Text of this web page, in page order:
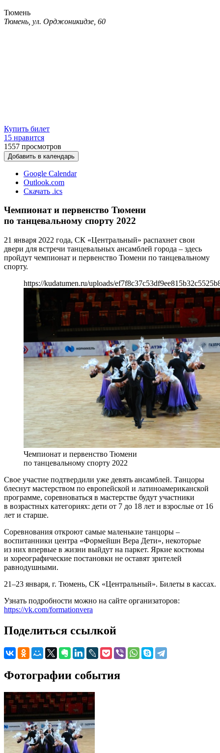
Тюмень
Тюмень, ул. Орджоникидзе, 60
Купить билет
15 нравится
1557 просмотров
Добавить в календарь
Google Calendar
Outlook.com
Скачать .ics
Чемпионат и первенство Тюмени
по танцевальному спорту 2022
21 января 2022 года, СК «Центральный» распахнет свои
двери для встречи танцевальных ансамблей города – здесь
пройдут чемпионат и первенство Тюмени по танцевальному
спорту.
https://kudatumen.ru/uploads/
Чемпионат и первенство Тюмени
по танцевальному спорту 2022
Свое участие подтвердили уже девять ансамблей. Танцоры
блеснут мастерством по европейской и латиноамериканской
программе, соревноваться в мастерстве будут участники
в возрастных категориях: дети от 7 до 18 лет и взрослые от 16
лет и старше.
Соревнования откроют самые маленькие танцоры –
воспитанники центра «Формейшн Вера Дети», некоторые
из них впервые в жизни выйдут на паркет. Яркие костюмы
и хореографические постановки не оставят зрителей
равнодушными.
21–23 января, г. Тюмень, СК «Центральный». Билеты в кассах.
Узнать подробности можно на сайте организаторов:
https://vk.com/formationvera
Поделиться ссылкой
Фотографии события